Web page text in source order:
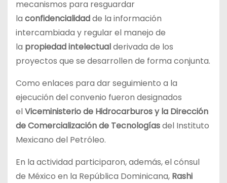
mecanismos para resguardar
la confidencialidadde la información
intercambiada y regular el manejo de
la propiedad intelectualderivada de los
proyectos que se desarrollen de forma conjunta.
Como enlaces para dar seguimiento a la
ejecución del convenio fueron designados
elViceministerio de Hidrocarburos y la Dirección
de Comercialización de Tecnologíasdel Instituto
Mexicano del Petróleo.
En la actividad participaron, además, el cónsul
de México en la República Dominicana, Rashi